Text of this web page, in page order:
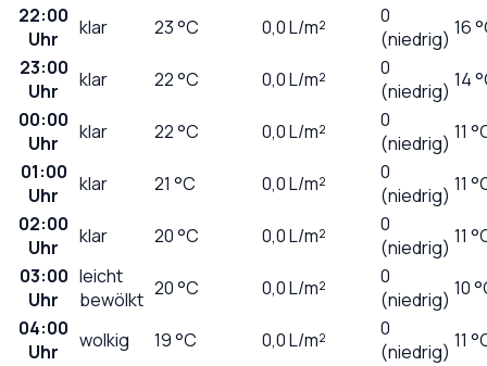
22:00
Uhr
klar 23°C 0,0L/m²
0
(niedrig) 16
23:00
Uhr
klar 22°C 0,0L/m²
0
(niedrig) 14
00:00
Uhr
klar 22°C 0,0L/m²
0
(niedrig) 11
01:00
Uhr
klar 21 °C 0,0L/m²
0
(niedrig) 11
02:00
Uhr
klar 20°C 0,0L/m²
0
(niedrig) 11
03:00
Uhr
leicht
bewölkt 20°C 0,0L/m²
0
(niedrig) 10
04:00
Uhr
wolkig 19°C 0,0L/m²
0
(niedrig) 11